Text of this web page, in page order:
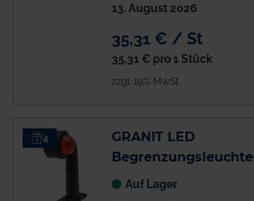
13. August 2026
35,31 € / St
35,31 € pro 1 Stück
zzgl. 19% MwSt.
4
GRANIT LED
Begrenzungsleuchte
Auf Lager